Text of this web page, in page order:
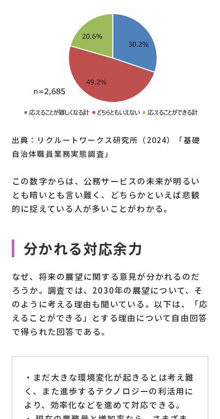
出典：リクルートワークス研究所（2024）「基礎
自治体職員業務実態調査」
この数字からは、公務サービスの未来が明るい
とも暗いとも言い難く、どちらかといえば悲観
的に捉えている人が多いことがわかる。
分かれる対応余力
なぜ、将来の展望に関する意見が分かれるのだ
ろうか。調査では、2030年の展望について、そ
のように考える理由も聞いている。以下は、「応
えることができる」とする理由について自由回答
で得られた回答である。
・まだ大きな環境変化が起きるとは考え難
く、また進歩するテクノロジーの利活用に
より、効率化などを進めて対応できる。